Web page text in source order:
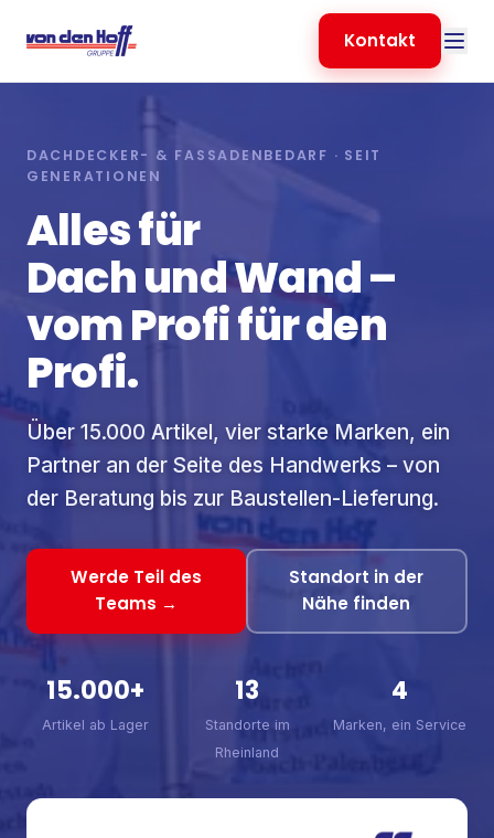
Kontakt
DACHDECKER- & FASSADENBEDARF · SEIT
GENERATIONEN
Alles für
Dach und Wand–
vom Profi für den
Profi.
Über 15.000 Artikel, vier starke Marken, ein
Partner an der Seite des Handwerks – von
der Beratung bis zur Baustellen-Lieferung.
Werde Teil des
Teams →
Standort in der
Nähe finden
15.000+
Artikel ab Lager
13
Standorte im
Rheinland
4
Marken, ein Service